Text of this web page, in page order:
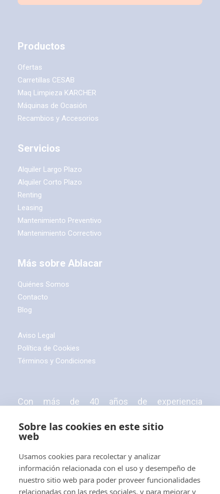
Productos
Ofertas
Carretillas CESAB
Maq Limpieza KARCHER
Máquinas de Ocasión
Recambios y Accesorios
Servicios
Alquiler Largo Plazo
Alquiler Corto Plazo
Renting
Leasing
Mantenimiento Preventivo
Mantenimiento Correctivo
Más sobre Ablacar
Quiénes Somos
Contacto
Blog
Aviso Legal
Política de Cookies
Términos y Condiciones
Con más de 40 años de experiencia
distribuidora de carretillas elevadoras,
y tractores eléctricos.
Sobre las cookies en este sitio
web
Usamos cookies para recolectar y analizar
información relacionada con el uso y desempeño de
nuestro sitio web para poder proveer funcionalidades
relacionadas con las redes sociales, y para mejorar y